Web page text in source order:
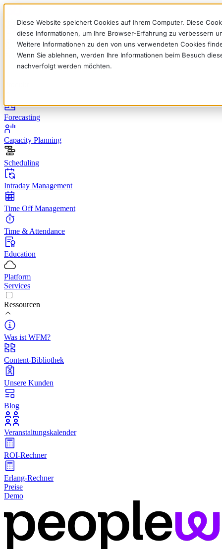
Diese Website speichert Cookies auf Ihrem Computer. Diese
diese Informationen, um Ihre Browser-Erfahrung zu verbessern
Weitere Informationen zu den von uns verwendeten Cookies
Wenn Sie ablehnen, werden Ihre Informationen beim Besuch
nachverfolgt werden möchten.
EnglishDeutschFrançais Español Italiano
Forecasting
Capacity Planning
Scheduling
Intraday Management
Time Off Management
Time & Attendance
Education
Platform
Services
Ressourcen
Was ist WFM?
Content-Bibliothek
Unsere Kunden
Blog
Veranstaltungskalender
ROI-Rechner
Erlang-Rechner
Preise
Demo